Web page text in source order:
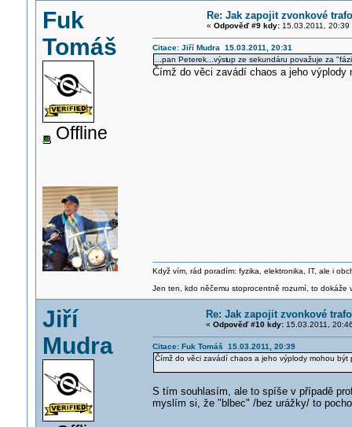
Fuk
Tomáš
Offline
Re: Jak zapojit zvonkové
« Odpověď #9 kdy:15.03.2011, 20:39
Citace: Jiří Mudra 15.03.2011, 20:31
...pan Peterek...výstup ze sekundáru považuje za
Čímž do věci zavádí chaos a jeho výplody
Když vím, rád poradím: fyzika, elektronika, IT, ale i
Jen ten, kdo něčemu stoprocentně rozumí, to dokáže
Jiří
Mudra
Re: Jak zapojit zvonkové
« Odpověď #10 kdy:15.03.2011,
Citace: Fuk Tomáš 15.03.2011, 20:39
Čímž do věci zavádí chaos a jeho výplody mohou
S tím souhlasím, ale to spíše v případě
myslím si, že "blbec" /bez urážky/ to